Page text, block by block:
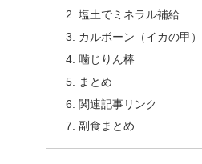
塩土でミネラル補給
カルボーン（イカの甲
噛じりん棒
まとめ
関連記事リンク
副食まとめ